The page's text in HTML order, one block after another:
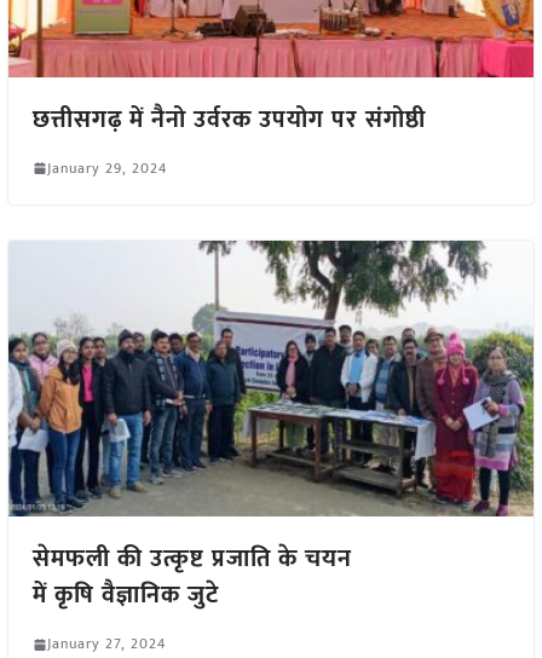
छत्तीसगढ़ में नैनो उर्वरक उपयोग पर संगोष्ठी
January 29, 2024
सेमफली की उत्कृष्ट प्रजाति के चयन
में कृषि वैज्ञानिक जुटे
January 27, 2024